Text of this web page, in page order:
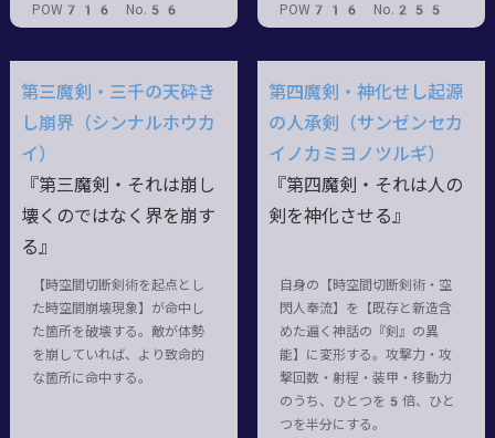
POW716 No.56
POW716 No.255
第三魔剣・三千の天砕き
し崩界（シンナルホウカ
イ）
『第三魔剣・それは崩し
壊くのではなく界を崩す
る』
【時空間切断剣術を起点とし
た時空間崩壊現象】が命中し
た箇所を破壊する。敵が体勢
を崩していれば、より致命的
な箇所に命中する。
第四魔剣・神化せし起源
の人承剣（サンゼンセカ
イノカミヨノツルギ）
『第四魔剣・それは人の
剣を神化させる』
自身の【時空間切断剣術・空
閃人奉流】を【既存と新造含
めた遍く神話の『剣』の異
能】に変形する。攻撃力・攻
撃回数・射程・装甲・移動力
のうち、ひとつを5倍、ひと
つを半分にする。